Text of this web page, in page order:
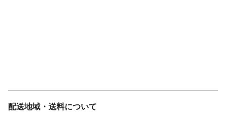
配送地域・送料について